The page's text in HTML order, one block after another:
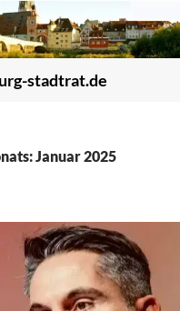
stadtrat.de
Januar 2025